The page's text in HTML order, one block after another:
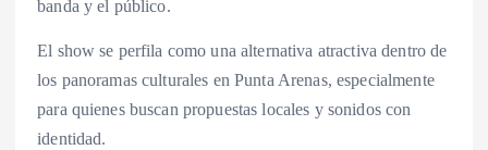
banda y el público.
El show se perfila como una alternativa atractiva dentro de
los panoramas culturales en Punta Arenas, especialmente
para quienes buscan propuestas locales y sonidos con
identidad.